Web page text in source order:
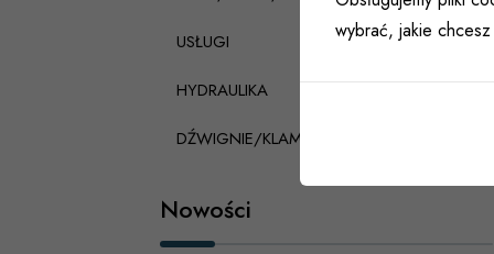
USŁUGI
HYDRAULIKA
DŹWIGNIE/KLAMKI PANICZNE
Nowości
wybrać, jakie